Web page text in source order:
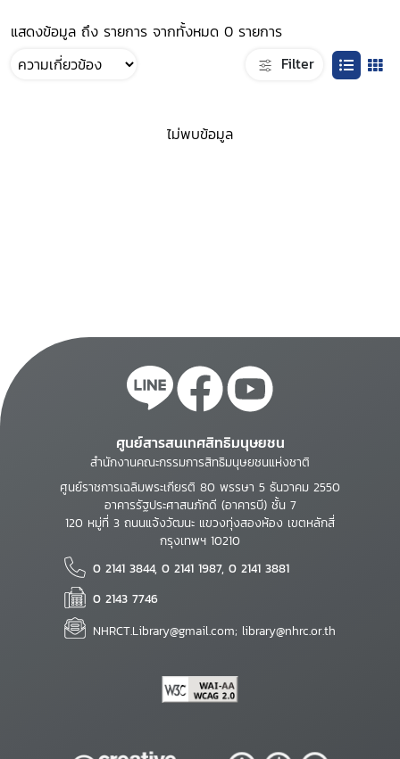
แสดงข้อมูล ถึง รายการ จากทั้งหมด 0 รายการ
Filter
ไม่พบข้อมูล
ศูนย์สารสนเทศสิทธิมนุษยชน
สำนักงานคณะกรรมการสิทธิมนุษยชนแห่งชาติ
ศูนย์ราชการเฉลิมพระเกียรติ 80 พรรษา 5 ธันวาคม 2550
อาคารรัฐประศาสนภักดี (อาคารบี) ชั้น 7
120 หมู่ที่ 3 ถนนแจ้งวัฒนะ แขวงทุ่งสองห้อง เขตหลักสี่
กรุงเทพฯ 10210
0 2141 3844, 0 2141 1987, 0 2141 3881
0 2143 7746
NHRCT.Library@gmail.com; library@nhrc.or.th